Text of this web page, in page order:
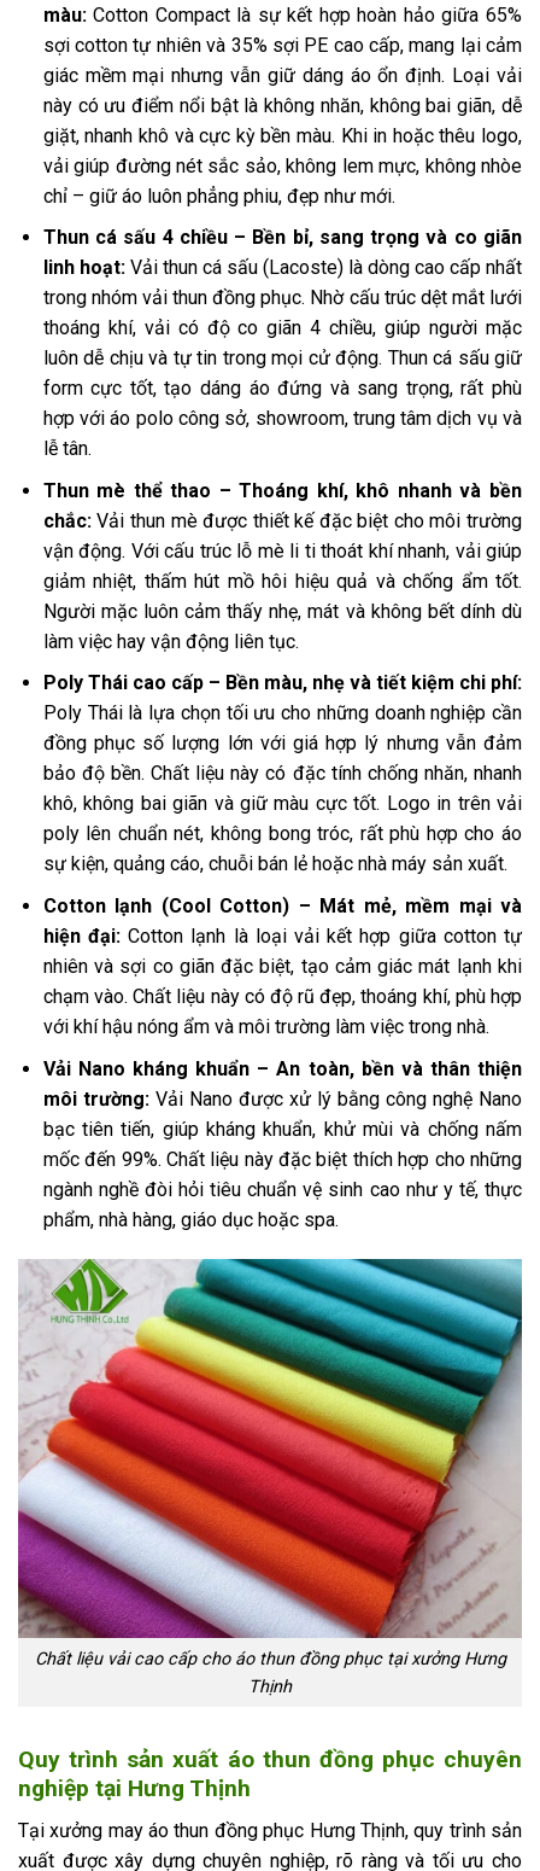
màu:Cotton Compact là sự kết hợp hoàn hảo giữa 65%
sợi cotton tự nhiên và 35% sợi PE cao cấp, mang lại cảm
giác mềm mại nhưng vẫn giữ dáng áo ổn định. Loại vải
này có ưu điểm nổi bật là không nhăn, không bai giãn, dễ
giặt, nhanh khô và cực kỳ bền màu. Khi in hoặc thêu logo,
vải giúp đường nét sắc sảo, không lem mực, không nhòe
chỉ – giữ áo luôn phẳng phiu, đẹp như mới.
Thun cá sấu 4 chiều – Bền bỉ, sang trọng và co giãn
linh hoạt: Vải thun cá sấu (Lacoste) là dòng cao cấp nhất
trong nhóm vải thun đồng phục. Nhờ cấu trúc dệt mắt lưới
thoáng khí, vải có độ co giãn 4 chiều, giúp người mặc
luôn dễ chịu và tự tin trong mọi cử động. Thun cá sấu giữ
form cực tốt, tạo dáng áo đứng và sang trọng, rất phù
hợp với áo polo công sở, showroom, trung tâm dịch vụ và
lễ tân.
Thun mè thể thao – Thoáng khí, khô nhanh và bền
chắc:Vải thun mè được thiết kế đặc biệt cho môi trường
vận động. Với cấu trúc lỗ mè li ti thoát khí nhanh, vải giúp
giảm nhiệt, thấm hút mồ hôi hiệu quả và chống ẩm tốt.
Người mặc luôn cảm thấy nhẹ, mát và không bết dính dù
làm việc hay vận động liên tục.
Poly Thái cao cấp – Bền màu, nhẹ và tiết kiệm chi phí:
Poly Thái là lựa chọn tối ưu cho những doanh nghiệp cần
đồng phục số lượng lớn với giá hợp lý nhưng vẫn đảm
bảo độ bền. Chất liệu này có đặc tính chống nhăn, nhanh
khô, không bai giãn và giữ màu cực tốt. Logo in trên vải
poly lên chuẩn nét, không bong tróc, rất phù hợp cho áo
sự kiện, quảng cáo, chuỗi bán lẻ hoặc nhà máy sản xuất.
Cotton lạnh (Cool Cotton) – Mát mẻ, mềm mại và
hiện đại:Cotton lạnh là loại vải kết hợp giữa cotton tự
nhiên và sợi co giãn đặc biệt, tạo cảm giác mát lạnh khi
chạm vào. Chất liệu này có độ rũ đẹp, thoáng khí, phù hợp
với khí hậu nóng ẩm và môi trường làm việc trong nhà.
Vải Nano kháng khuẩn – An toàn, bền và thân thiện
môi trường: Vải Nano được xử lý bằng công nghệ Nano
bạc tiên tiến, giúp kháng khuẩn, khử mùi và chống nấm
mốc đến 99%. Chất liệu này đặc biệt thích hợp cho những
ngành nghề đòi hỏi tiêu chuẩn vệ sinh cao như y tế, thực
phẩm, nhà hàng, giáo dục hoặc spa.
Chất liệu vải cao cấp cho áo thun đồng phục tại xưởng Hưng
Thịnh
Quy trình sản xuất áo thun đồng phục chuyên
nghiệp tại Hưng Thịnh
Tại xưởng may áo thun đồng phục Hưng Thịnh, quy trình sản
xuất được xây dựng chuyên nghiệp, rõ ràng và tối ưu cho